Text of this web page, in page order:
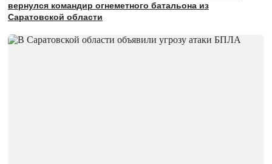
вернулся командир огнеметного батальона из
Саратовской области